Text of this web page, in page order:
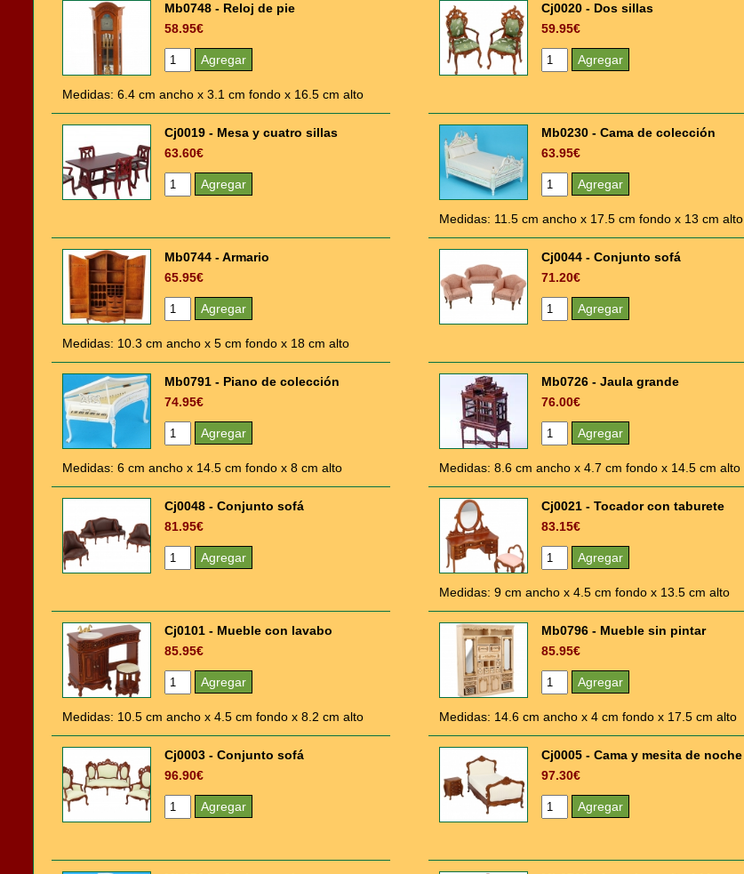
Mb0748 - Reloj de pie
58.95€
Medidas: 6.4 cm ancho x 3.1 cm fondo x 16.5 cm alto
Cj0020 - Dos sillas
59.95€
Cj0019 - Mesa y cuatro sillas
63.60€
Mb0230 - Cama de colección
63.95€
Medidas: 11.5 cm ancho x 17.5 cm fondo x 13 cm alto
Mb0744 - Armario
65.95€
Medidas: 10.3 cm ancho x 5 cm fondo x 18 cm alto
Cj0044 - Conjunto sofá
71.20€
Mb0791 - Piano de colección
74.95€
Medidas: 6 cm ancho x 14.5 cm fondo x 8 cm alto
Mb0726 - Jaula grande
76.00€
Medidas: 8.6 cm ancho x 4.7 cm fondo x 14.5 cm alto
Cj0048 - Conjunto sofá
81.95€
Cj0021 - Tocador con taburete
83.15€
Medidas: 9 cm ancho x 4.5 cm fondo x 13.5 cm alto
Cj0101 - Mueble con lavabo
85.95€
Medidas: 10.5 cm ancho x 4.5 cm fondo x 8.2 cm alto
Mb0796 - Mueble sin pintar
85.95€
Medidas: 14.6 cm ancho x 4 cm fondo x 17.5 cm alto
Cj0003 - Conjunto sofá
96.90€
Cj0005 - Cama y mesita de noche
97.30€